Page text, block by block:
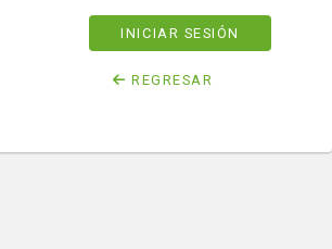
INICIAR SESIÓN
REGRESAR